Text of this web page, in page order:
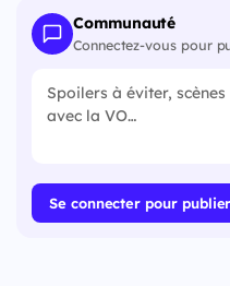
Communauté
Connectez-vous pour
Se connecter pour publier